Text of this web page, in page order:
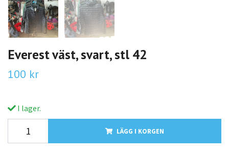
Everest väst, svart, stl 42
100 kr
I lager.
LÄGG I KORGEN